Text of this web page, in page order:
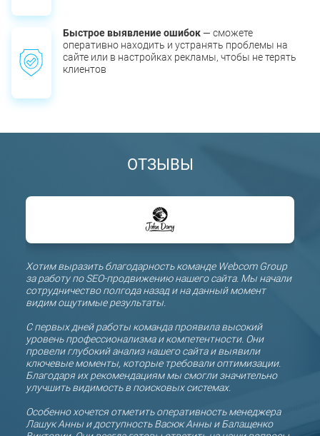
Быстрое выявление ошибок— сможете
оперативно находить и устранять проблемы на
сайте или в настройках рекламы, чтобы не терять
клиентов
ОТЗЫВЫ
Хотим выразить благодарность команде Webcom Group
за работу по SEO-продвижению нашего сайта. Мы начали
сотрудничество полгода назад и на данный момент
видим ощутимые результаты.
С первых дней работы команда проявила высокий
уровень профессионализма и компетентности. Они
провели глубокий анализ нашего сайта и выявили
ключевые моменты, которые требовали оптимизации.
Благодаря их рекомендациям мы смогли значительно
улучшить видимость в поисковых системах.
Особенно хочется отметить оперативность менеджера
Лашук Анны и доступность Васюк Анны и Балащенко